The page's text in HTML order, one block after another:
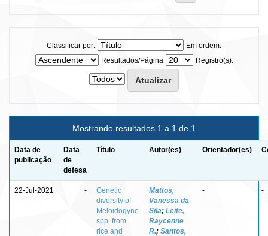
Classificar por:
Em ordem:
Resultados/Página
Registro(s):
Mostrando resultados 1 a 1 de 1
Data de
publicação
Data
de
defesa
Título Autor(es) Orientador(es)
22-Jul-2021 -
Genetic
diversity of
Meloidogyne
spp. from
rice and
Mattos,
Vanessa da
Sila; Leite,
Raycenne
R.; Santos,
- -